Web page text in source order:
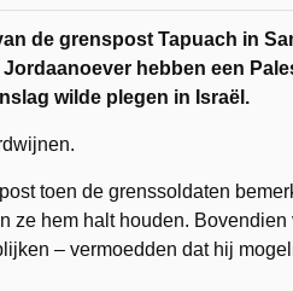
de grenspost Tapuach in
hebben een
wilde plegen in Israël.
toen de grenssoldaten
ze hem halt houden. Bovendien
– vermoedden dat hij